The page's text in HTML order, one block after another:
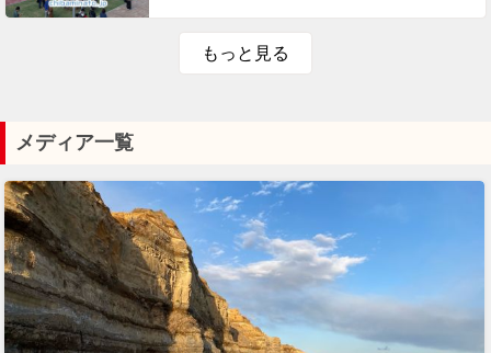
もっと見る
メディア一覧